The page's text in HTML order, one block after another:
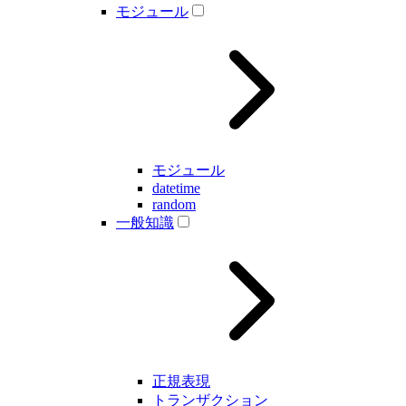
モジュール
モジュール
datetime
random
一般知識
正規表現
トランザクション